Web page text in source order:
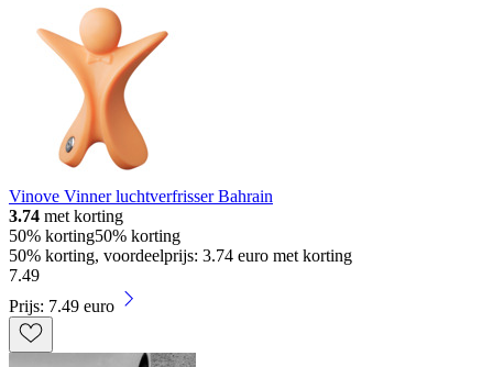
Vinove Vinner luchtverfrisser Bahrain
3.74 met korting
50% korting50% korting
50% korting, voordeelprijs: 3.74 euro met korting
7.49
Prijs: 7.49 euro